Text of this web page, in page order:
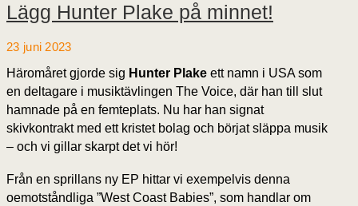
Lägg Hunter Plake på minnet!
23 juni 2023
Häromåret gjorde sig Hunter Plake ett namn i USA som
en deltagare i musiktävlingen The Voice, där han till slut
hamnade på en femteplats. Nu har han signat
skivkontrakt med ett kristet bolag och börjat släppa musik
– och vi gillar skarpt det vi hör!
Från en sprillans ny EP hittar vi exempelvis denna
oemotståndliga ”West Coast Babies”, som handlar om